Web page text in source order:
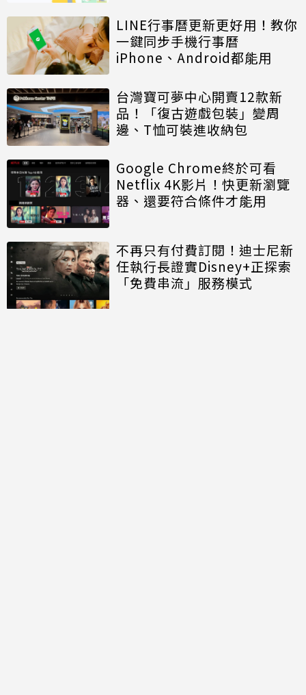
LINE行事曆更新更好用！教你
一鍵同步手機行事曆
iPhone、Android都能用
台灣寶可夢中心開賣12款新
品！「復古遊戲包裝」變周
邊、T恤可裝進收納包
Google Chrome終於可看
Netflix 4K影片！快更新瀏覽
器、還要符合條件才能用
不再只有付費訂閱！迪士尼新
任執行長證實Disney+正探索
「免費串流」服務模式